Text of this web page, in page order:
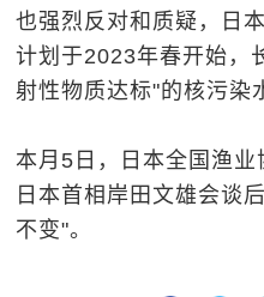
也强烈反对和质疑，日
计划于2023年春开始，
射性物质达标"的核污染
本月5日，日本全国渔
日本首相岸田文雄会谈
不变"。